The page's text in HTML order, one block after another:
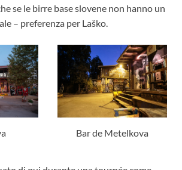
se le birre base slovene non hanno un
– preferenza per Laško.
Bar de Metelkova